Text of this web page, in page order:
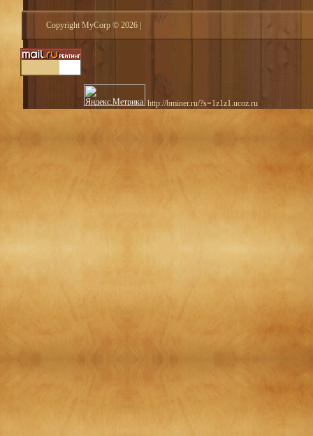
Copyright MyCorp © 2026
http://bminer.ru/?s=1z1z1.ucoz.ru